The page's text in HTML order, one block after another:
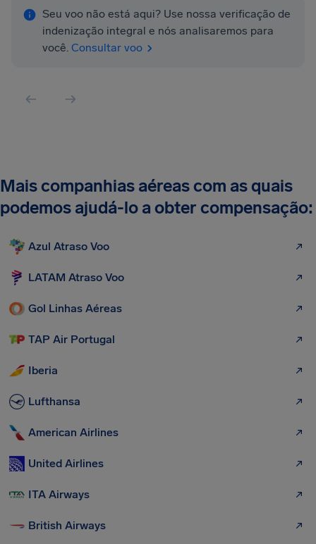
Seu voo não está aqui? Use nossa verificação de
indenização integral e nós analisaremos para
você. Consultar voo
Mais companhias aéreas com as quais
podemos ajudá-lo a obter compensação:
Azul Atraso Voo
LATAM Atraso Voo
Gol Linhas Aéreas
TAP Air Portugal
Iberia
Lufthansa
American Airlines
United Airlines
ITA Airways
British Airways